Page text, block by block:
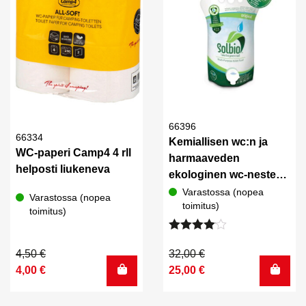
66334
WC-paperi Camp4 4 rll
helposti liukeneva
Varastossa (nopea
toimitus)
4,50€
Alkuperäinen
hinta
4,00 €
Nykyinen
hinta
66396
Kemiallisen wc:n ja
harmaaveden
ekologinen wc-neste
Solbio 4 1.6l
Varastossa (nopea
toimitus)
tuotteesta:
4.00
32,00€
Alkuperäinen
hinta
25,00 €
Nykyinen
hinta